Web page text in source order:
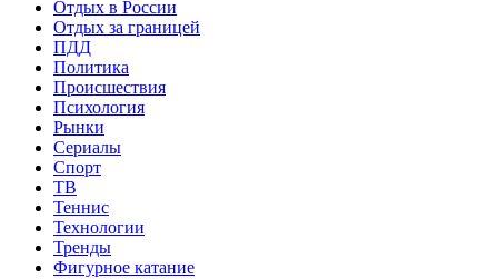
Отдых в России
Отдых за границей
ПДД
Политика
Происшествия
Психология
Рынки
Сериалы
Спорт
ТВ
Теннис
Технологии
Тренды
Фигурное катание